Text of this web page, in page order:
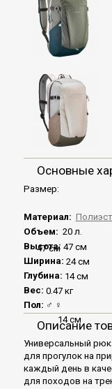
Основные
47 см
14 см
Размер:
Материал:
Объем: 20 л.
Высота: 47 см
Ширина: 24 см
Глубина: 14 см
Вес: 0.47 кг
Пол: ♂ ♀
Описание
Универсальный
для прогулок на
каждый день в
для походов на